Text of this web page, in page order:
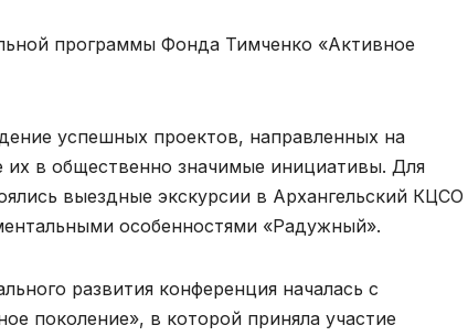
программы Фонда Тимченко «Активное
успешных проектов, направленных на
в общественно значимые инициативы. Для
выездные экскурсии в Архангельский КЦСО
особенностями «Радужный».
развития конференция началась с
поколение», в которой приняла участие